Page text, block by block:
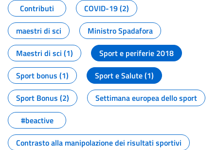
Contributi
COVID-19 (2)
maestri di sci
Ministro Spadafora
Maestri di sci (1)
Sport e periferie 2018
Sport bonus (1)
Sport e Salute (1)
Sport Bonus (2)
Settimana europea dello sport
#beactive
Contrasto alla manipolazione dei risultati sportivi